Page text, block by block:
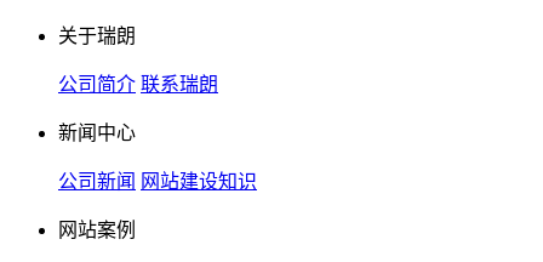
关于瑞朗
公司简介 联系瑞朗
新闻中心
公司新闻 网站建设知识
网站案例